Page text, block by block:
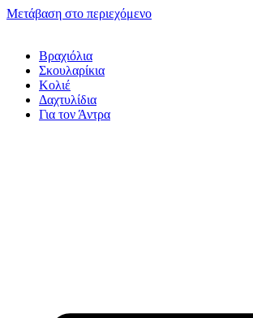
Μετάβαση στο περιεχόμενο
Βραχιόλια
Σκουλαρίκια
Κολιέ
Δαχτυλίδια
Για τον Άντρα